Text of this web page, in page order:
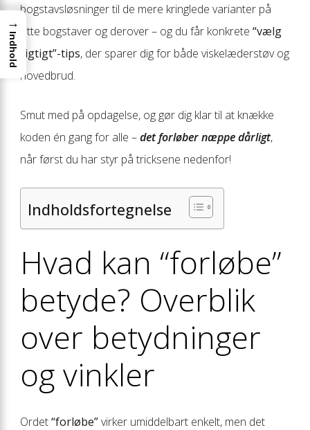
bogstavsløsninger til de mere kringlede varianter på
otte bogstaver og derover – og du får konkrete “vælg
rigtigt”-tips, der sparer dig for både viskelæderstøv og
hovedbrud.
Smut med på opdagelse, og gør dig klar til at knække
koden én gang for alle –det forløber næppe dårligt,
når først du har styr på tricksene nedenfor!
Indholdsfortegnelse
Hvad kan “forløbe”
betyde? Overblik
over betydninger
og vinkler
Ordet“forløbe”virker umiddelbart enkelt, men det
→
Indhold